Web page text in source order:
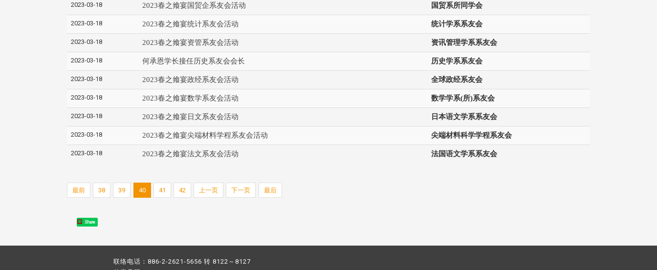
2023-03-18 2023春之飨宴国贸企系友会活动 国贸系所同学会
2023-03-18 2023春之飨宴统计系友会活动 统计学系系友会
2023-03-18 2023春之飨宴资管系友会活动 资讯管理学系系友会
2023-03-18 何承恩学长接任历史系友会会长 历史学系系友会
2023-03-18 2023春之飨宴政经系友会活动 全球政经系友会
2023-03-18 2023春之飨宴数学系友会活动 数学学系(所)系友会
2023-03-18 2023春之飨宴日文系友会活动 日本语文学系系友会
2023-03-18 2023春之飨宴尖端材料学程系友会活动 尖端材料科学学程系友会
2023-03-18 2023春之飨宴法文系友会活动 法国语文学系系友会
最前 38 39 40 41 42 上一页 下一页 最后
Share
联络电话：886-2-2621-5656 转 8122～8127